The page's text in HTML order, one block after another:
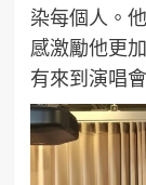
染每個人。
感激勵他更
有來到演唱